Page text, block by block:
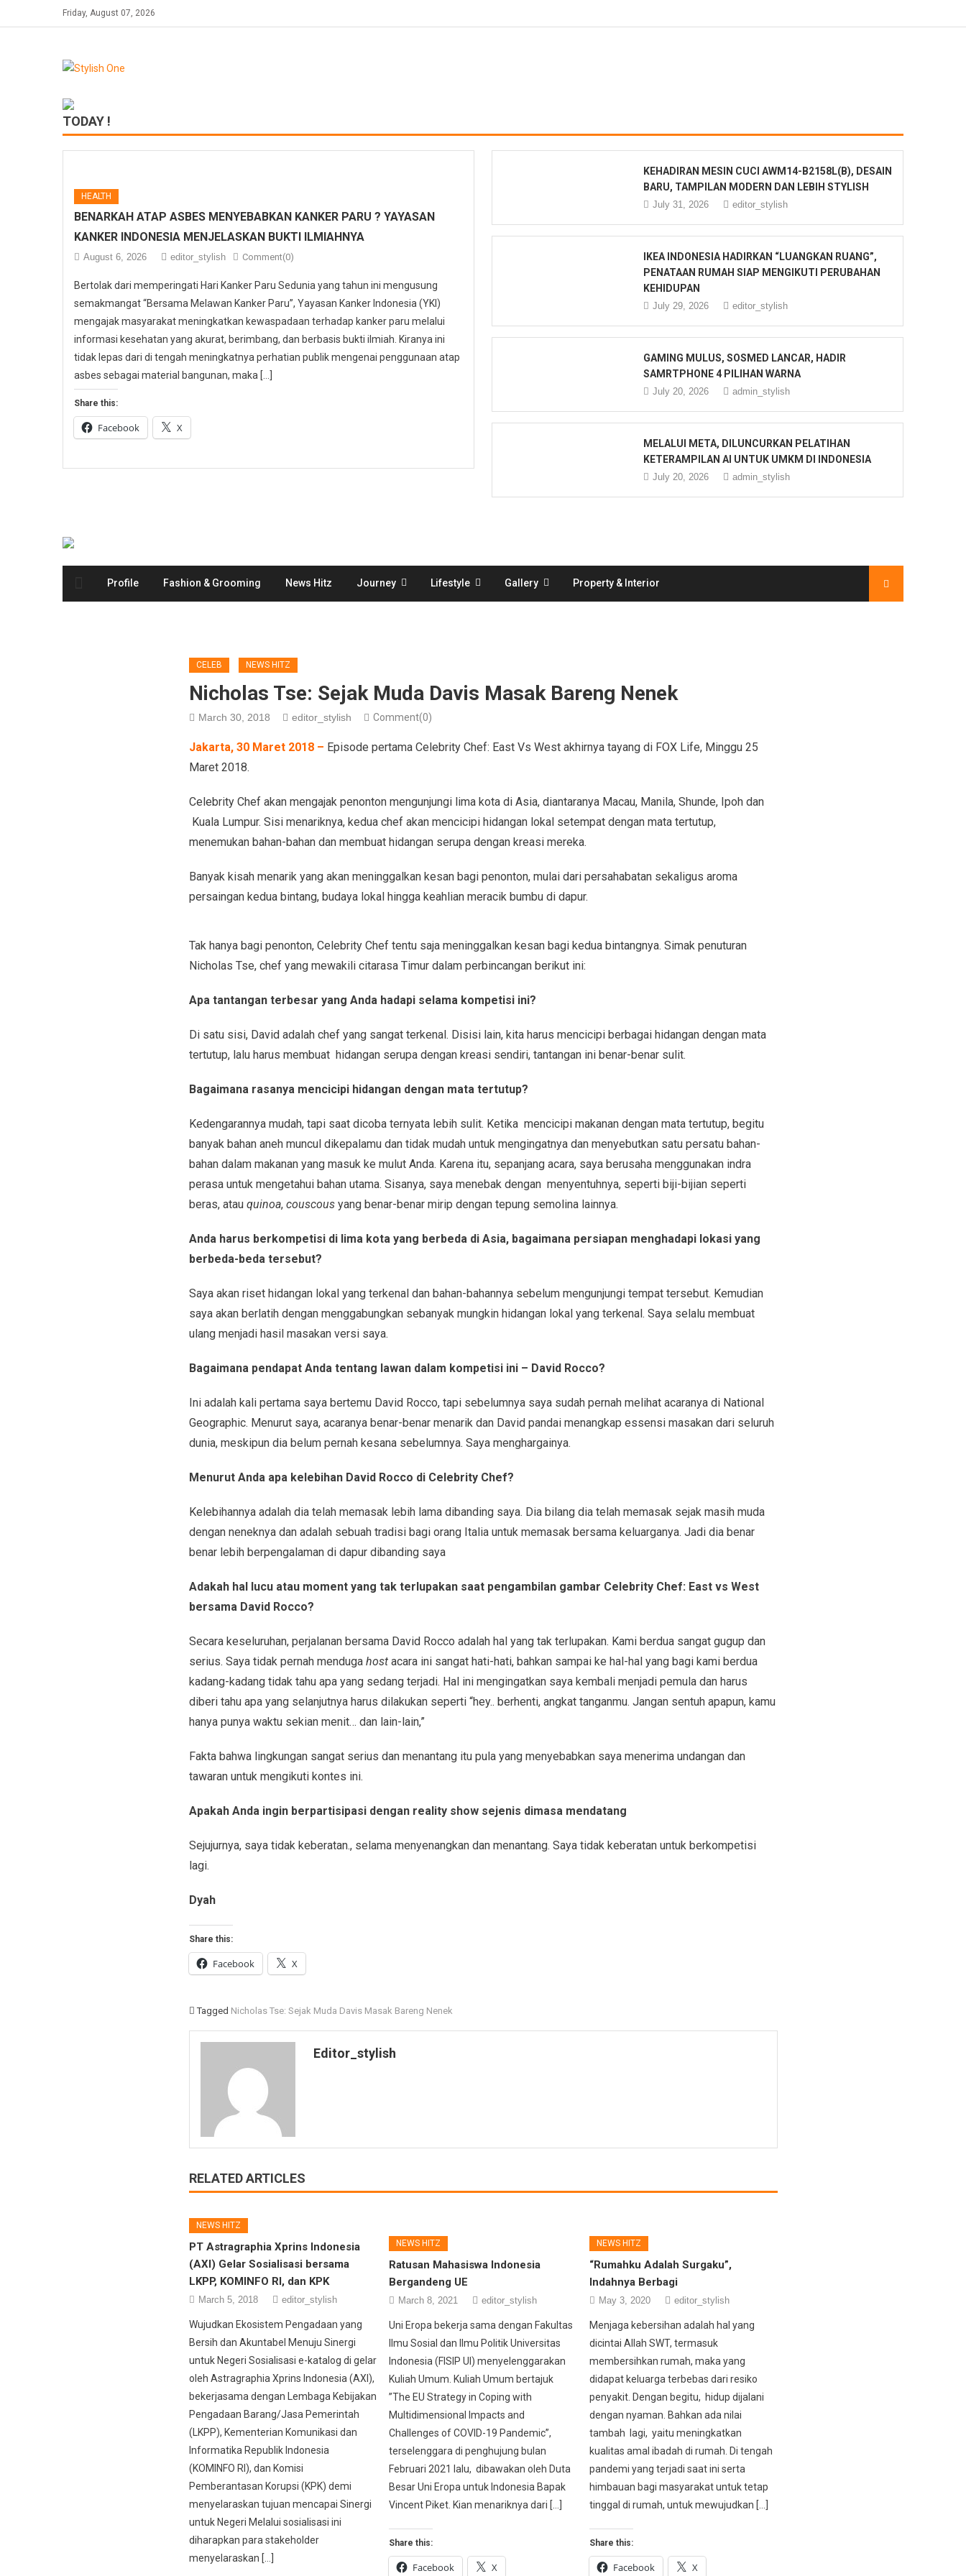
to
Friday, August 07, 2026
TODAY !
HEALTH
BENARKAH ATAP ASBES MENYEBABKAN KANKER PARU ? YAYASAN
KANKER INDONESIA MENJELASKAN BUKTI ILMIAHNYA
August 6, 2026 editor_stylish Comment(0)
Bertolak dari memperingati Hari Kanker Paru Sedunia yang tahun ini mengusung
semakmangat “Bersama Melawan Kanker Paru”, Yayasan Kanker Indonesia (YKI)
mengajak masyarakat meningkatkan kewaspadaan terhadap kanker paru melalui
informasi kesehatan yang akurat, berimbang, dan berbasis bukti ilmiah. Kiranya ini
tidak lepas dari di tengah meningkatnya perhatian publik mengenai penggunaan atap
asbes sebagai material bangunan, maka […]
Share this:
Facebook X
KEHADIRAN MESIN CUCI AWM14-B2158L(B), DESAIN
BARU, TAMPILAN MODERN DAN LEBIH STYLISH
July 31, 2026 editor_stylish
IKEA INDONESIA HADIRKAN “LUANGKAN RUANG”,
PENATAAN RUMAH SIAP MENGIKUTI PERUBAHAN
KEHIDUPAN
July 29, 2026 editor_stylish
GAMING MULUS, SOSMED LANCAR, HADIR
SAMRTPHONE 4 PILIHAN WARNA
July 20, 2026 admin_stylish
MELALUI META, DILUNCURKAN PELATIHAN
KETERAMPILAN AI UNTUK UMKM DI INDONESIA
July 20, 2026 admin_stylish
Profile Fashion & Grooming News Hitz Journey Lifestyle Gallery Property & Interior
CELEB NEWS HITZ
Nicholas Tse: Sejak Muda Davis Masak Bareng Nenek
March 30, 2018 editor_stylish Comment(0)
Jakarta, 30 Maret 2018 – Episode pertama Celebrity Chef: East Vs West akhirnya tayang di FOX Life, Minggu 25
Maret 2018.
Celebrity Chef akan mengajak penonton mengunjungi lima kota di Asia, diantaranya Macau, Manila, Shunde, Ipoh dan
Kuala Lumpur. Sisi menariknya, kedua chef akan mencicipi hidangan lokal setempat dengan mata tertutup,
menemukan bahan-bahan dan membuat hidangan serupa dengan kreasi mereka.
Banyak kisah menarik yang akan meninggalkan kesan bagi penonton, mulai dari persahabatan sekaligus aroma
persaingan kedua bintang, budaya lokal hingga keahlian meracik bumbu di dapur.
Tak hanya bagi penonton, Celebrity Chef tentu saja meninggalkan kesan bagi kedua bintangnya. Simak penuturan
Nicholas Tse, chef yang mewakili citarasa Timur dalam perbincangan berikut ini:
Apa tantangan terbesar yang Anda hadapi selama kompetisi ini?
Di satu sisi, David adalah chef yang sangat terkenal. Disisi lain, kita harus mencicipi berbagai hidangan dengan mata
tertutup, lalu harus membuat hidangan serupa dengan kreasi sendiri, tantangan ini benar-benar sulit.
Bagaimana rasanya mencicipi hidangan dengan mata tertutup?
Kedengarannya mudah, tapi saat dicoba ternyata lebih sulit. Ketika mencicipi makanan dengan mata tertutup, begitu
banyak bahan aneh muncul dikepalamu dan tidak mudah untuk mengingatnya dan menyebutkan satu persatu bahan-
bahan dalam makanan yang masuk ke mulut Anda. Karena itu, sepanjang acara, saya berusaha menggunakan indra
perasa untuk mengetahui bahan utama. Sisanya, saya menebak dengan menyentuhnya, seperti biji-bijian seperti
beras, atau quinoa, couscousyang benar-benar mirip dengan tepung semolina lainnya.
Anda harus berkompetisi di lima kota yang berbeda di Asia, bagaimana persiapan menghadapi lokasi yang
berbeda-beda tersebut?
Saya akan riset hidangan lokal yang terkenal dan bahan-bahannya sebelum mengunjungi tempat tersebut. Kemudian
saya akan berlatih dengan menggabungkan sebanyak mungkin hidangan lokal yang terkenal. Saya selalu membuat
ulang menjadi hasil masakan versi saya.
Bagaimana pendapat Anda tentang lawan dalam kompetisi ini – David Rocco?
Ini adalah kali pertama saya bertemu David Rocco, tapi sebelumnya saya sudah pernah melihat acaranya di National
Geographic. Menurut saya, acaranya benar-benar menarik dan David pandai menangkap essensi masakan dari seluruh
dunia, meskipun dia belum pernah kesana sebelumnya. Saya menghargainya.
Menurut Anda apa kelebihan David Rocco di Celebrity Chef?
Kelebihannya adalah dia telah memasak lebih lama dibanding saya. Dia bilang dia telah memasak sejak masih muda
dengan neneknya dan adalah sebuah tradisi bagi orang Italia untuk memasak bersama keluarganya. Jadi dia benar
benar lebih berpengalaman di dapur dibanding saya
Adakah hal lucu atau moment yang tak terlupakan saat pengambilan gambar Celebrity Chef: East vs West
bersama David Rocco?
Secara keseluruhan, perjalanan bersama David Rocco adalah hal yang tak terlupakan. Kami berdua sangat gugup dan
serius. Saya tidak pernah menduga hostacara ini sangat hati-hati, bahkan sampai ke hal-hal yang bagi kami berdua
kadang-kadang tidak tahu apa yang sedang terjadi. Hal ini mengingatkan saya kembali menjadi pemula dan harus
diberi tahu apa yang selanjutnya harus dilakukan seperti “hey.. berhenti, angkat tanganmu. Jangan sentuh apapun, kamu
hanya punya waktu sekian menit… dan lain-lain,”
Fakta bahwa lingkungan sangat serius dan menantang itu pula yang menyebabkan saya menerima undangan dan
tawaran untuk mengikuti kontes ini.
Apakah Anda ingin berpartisipasi dengan reality show sejenis dimasa mendatang
Sejujurnya, saya tidak keberatan., selama menyenangkan dan menantang. Saya tidak keberatan untuk berkompetisi
lagi.
Dyah
Share this:
Facebook X
Tagged Nicholas Tse: Sejak Muda Davis Masak Bareng Nenek
Editor_stylish
RELATED ARTICLES
NEWS HITZ
PT Astragraphia Xprins Indonesia
(AXI) Gelar Sosialisasi bersama
LKPP, KOMINFO RI, dan KPK
March 5, 2018 editor_stylish
Wujudkan Ekosistem Pengadaan yang
Bersih dan Akuntabel Menuju Sinergi
untuk Negeri Sosialisasi e-katalog di gelar
oleh Astragraphia Xprins Indonesia (AXI),
bekerjasama dengan Lembaga Kebijakan
Pengadaan Barang/Jasa Pemerintah
(LKPP), Kementerian Komunikasi dan
Informatika Republik Indonesia
(KOMINFO RI), dan Komisi
Pemberantasan Korupsi (KPK) demi
menyelaraskan tujuan mencapai Sinergi
untuk Negeri Melalui sosialisasi ini
diharapkan para stakeholder
menyelaraskan […]
NEWS HITZ
Ratusan Mahasiswa Indonesia
Bergandeng UE
March 8, 2021 editor_stylish
Uni Eropa bekerja sama dengan Fakultas
Ilmu Sosial dan Ilmu Politik Universitas
Indonesia (FISIP UI) menyelenggarakan
Kuliah Umum. Kuliah Umum bertajuk
”The EU Strategy in Coping with
Multidimensional Impacts and
Challenges of COVID-19 Pandemic”,
terselenggara di penghujung bulan
Februari 2021 lalu, dibawakan oleh Duta
Besar Uni Eropa untuk Indonesia Bapak
Vincent Piket. Kian menariknya dari […]
Share this:
Facebook X
NEWS HITZ
“Rumahku Adalah Surgaku”,
Indahnya Berbagi
May 3, 2020 editor_stylish
Menjaga kebersihan adalah hal yang
dicintai Allah SWT, termasuk
membersihkan rumah, maka yang
didapat keluarga terbebas dari resiko
penyakit. Dengan begitu, hidup dijalani
dengan nyaman. Bahkan ada nilai
tambah lagi, yaitu meningkatkan
kualitas amal ibadah di rumah. Di tengah
pandemi yang terjadi saat ini serta
himbauan bagi masyarakat untuk tetap
tinggal di rumah, untuk mewujudkan […]
Share this:
Facebook X